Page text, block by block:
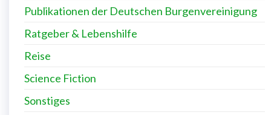
Publikationen der Deutschen Burgenvereinigung
Ratgeber & Lebenshilfe
Reise
Science Fiction
Sonstiges